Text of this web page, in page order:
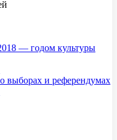
— годом культуры
о выборах и референдумах